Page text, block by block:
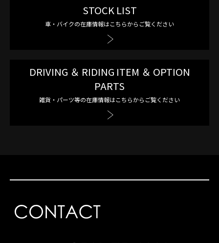
STOCK LIST
車・バイクの在庫情報はこちらからご覧ください
DRIVING ＆ RIDING ITEM ＆ OPTION
PARTS
雑貨・パーツ等の在庫情報はこちらからご覧ください